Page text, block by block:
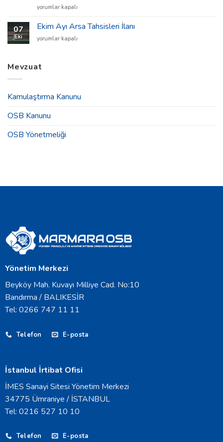
Marmara
Teknoloji
Makine
2025
Kurul
Duyurusu
yorumlar kapalı
07
Eki
Ekim Ayı Arsa Tahsisleri İlanı
Ekim
Tahsisleri
İlanı
yorumlar kapalı
Mevzuat
Kamulaştırma Kanunu
OSB Kanunu
OSB Yönetmeliği
Yönetim Merkezi
Beyköy Mah. Kuvayı Milliye Cad. No:10
Bandırma / BALIKESİR
Tel: 0266 747 11 11
Telefon E-posta
İstanbul İrtibat Ofisi
İMES Sanayi Sitesi Yönetim Merkezi
34775 Ümraniye / İSTANBUL
Tel: 0216 527 10 10
Telefon E-posta